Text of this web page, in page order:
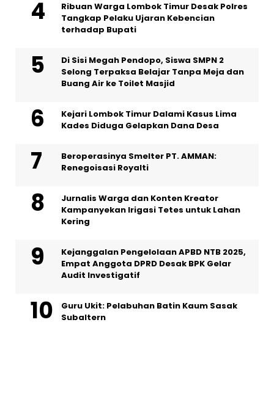
Ribuan Warga Lombok Timur Desak Polres
Tangkap Pelaku Ujaran Kebencian
terhadap Bupati
Di Sisi Megah Pendopo, Siswa SMPN 2
Selong Terpaksa Belajar Tanpa Meja dan
Buang Air ke Toilet Masjid
Kejari Lombok Timur Dalami Kasus Lima
Kades Diduga Gelapkan Dana Desa
Beroperasinya Smelter PT. AMMAN:
Renegoisasi Royalti
Jurnalis Warga dan Konten Kreator
Kampanyekan Irigasi Tetes untuk Lahan
Kering
Kejanggalan Pengelolaan APBD NTB 2025,
Empat Anggota DPRD Desak BPK Gelar
Audit Investigatif
Guru Ukit: Pelabuhan Batin Kaum Sasak
Subaltern